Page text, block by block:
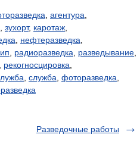
агентура
зухорт, каротаж
нефтеразведка
радиоразведка разведывание
рекогносцировка
служба фоторазведка
Разведочные работы